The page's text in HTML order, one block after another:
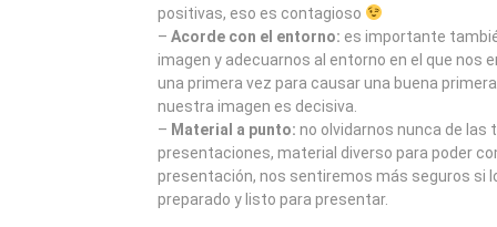
positivas, eso es contagioso
– Acorde con el entorno: es importante
imagen y adecuarnos al entorno en el que nos
una primera vez para causar una buena
nuestra imagen es decisiva.
– Material a punto: no olvidarnos nunca de las
presentaciones, material diverso para poder
presentación, nos sentiremos más seguros si
preparado y listo para presentar.